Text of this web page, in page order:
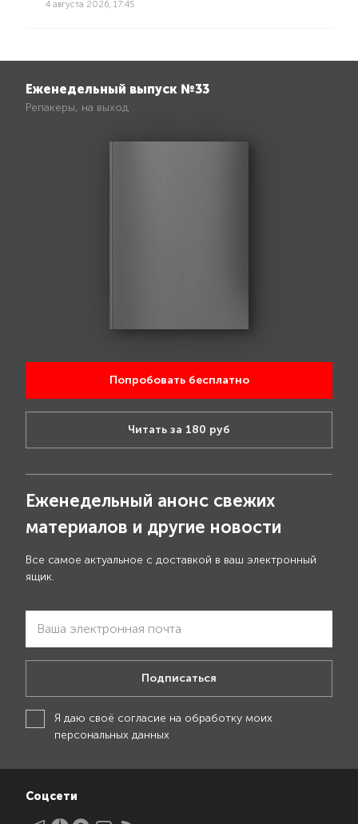
4 августа 2026, 17:45
Еженедельный выпуск №33
Репакеры, на выход
Попробовать бесплатно
Читать за 180 руб
Еженедельный анонс свежих
материалов и другие новости
Все самое актуальное с доставкой в ваш электронный
ящик.
Подписаться
Я даю своё согласие на обработку моих
персональных данных
Соцсети